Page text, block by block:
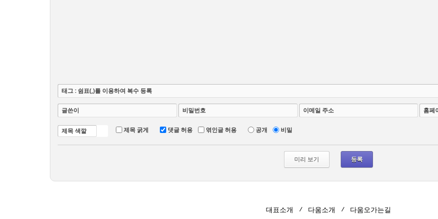
태그 : 쉼표(,)를 이용하여 복수 등록
글쓴이 비밀번호 이메일 주소 홈페
제목 색깔 제목 굵게 댓글 허용 엮인글 허용 공개 비밀
대표소개 다움소개 다움오가는길